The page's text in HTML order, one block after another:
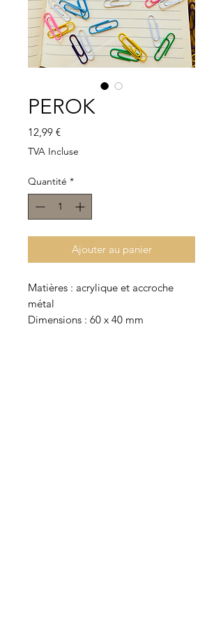
PEROK
12,99 €Prix
TVA Incluse
Quantité *
Ajouter au panier
Matières : acrylique et accroche
métal
Dimensions : 60 x 40 mm